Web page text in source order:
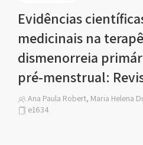
Evidências
medicinais na
dismenorreia
pré-menstrual:
Ana Paula Robert, Maria Helena
e1634